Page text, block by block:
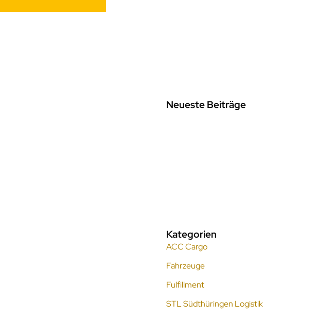
Neueste Beiträge
Kategorien
ACC Cargo
Fahrzeuge
Fulfillment
STL Südthüringen Logistik